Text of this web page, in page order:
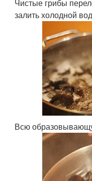
Чистые грибы
залить холодной
Всю